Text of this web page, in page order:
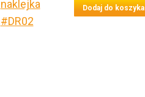
Dodaj do koszyka